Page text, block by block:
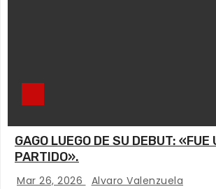
GAGO LUEGO DE SU DEBUT: «FUE
PARTIDO».
Mar 26, 2026 Alvaro Valenzuela